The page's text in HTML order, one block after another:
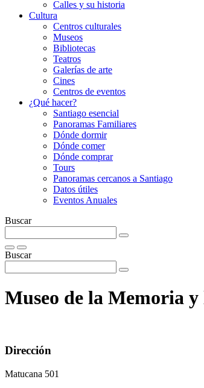
Calles y su historia
Cultura
Centros culturales
Museos
Bibliotecas
Teatros
Galerí­as de arte
Cines
Centros de eventos
¿Qué hacer?
Santiago esencial
Panoramas Familiares
Dónde dormir
Dónde comer
Dónde comprar
Tours
Panoramas cercanos a Santiago
Datos útiles
Eventos Anuales
Buscar
Buscar
Museo de la Memoria y
Dirección
Matucana 501